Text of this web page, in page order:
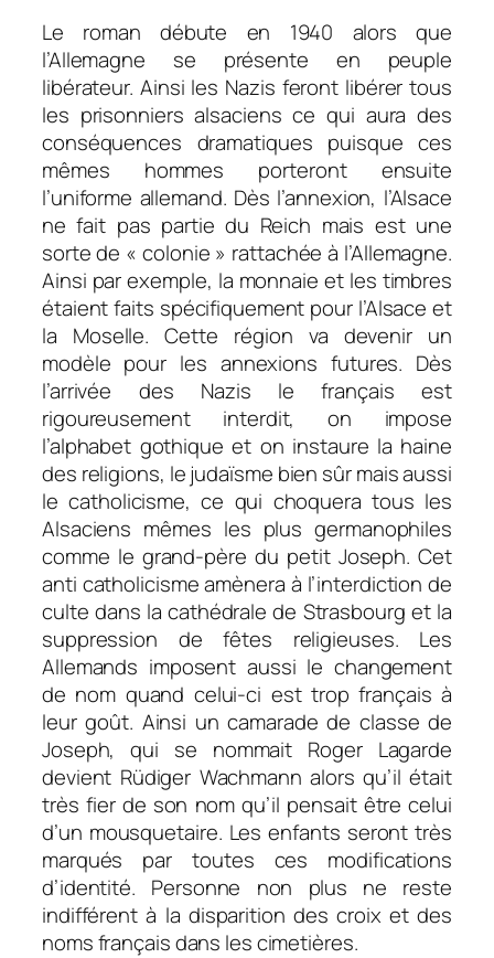
Le roman débute en 1940 alors que
l’Allemagne se présente en peuple
libérateur. Ainsi les Nazis feront libérer tous
les prisonniers alsaciens ce qui aura des
conséquences dramatiques puisque ces
mêmes hommes porteront ensuite
l’uniforme allemand. Dès l’annexion, l’Alsace
ne fait pas partie du Reich mais est une
sorte de « colonie » rattachée à l’Allemagne.
Ainsi par exemple, la monnaie et les timbres
étaient faits spécifiquement pour l’Alsace et
la Moselle. Cette région va devenir un
modèle pour les annexions futures. Dès
l’arrivée des Nazis le français est
rigoureusement interdit, on impose
l’alphabet gothique et on instaure la haine
des religions, le judaïsme bien sûr mais aussi
le catholicisme, ce qui choquera tous les
Alsaciens mêmes les plus germanophiles
comme le grand-père du petit Joseph. Cet
anti catholicisme amènera à l’interdiction de
culte dans la cathédrale de Strasbourg et la
suppression de fêtes religieuses. Les
Allemands imposent aussi le changement
de nom quand celui-ci est trop français à
leur goût. Ainsi un camarade de classe de
Joseph, qui se nommait Roger Lagarde
devient Rüdiger Wachmann alors qu’il était
très fier de son nom qu’il pensait être celui
d’un mousquetaire. Les enfants seront très
marqués par toutes ces modifications
d’identité. Personne non plus ne reste
indifférent à la disparition des croix et des
noms français dans les cimetières.